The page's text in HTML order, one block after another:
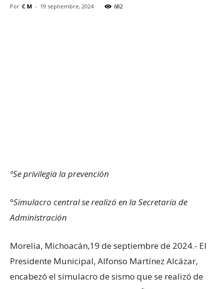
Por C M - 19 septiembre, 2024 682
ºSe privilegia la prevención
°Simulacro central se realizó en la Secretaría de
Administración
Morelia, Michoacán,19 de septiembre de 2024.- El
Presidente Municipal, Alfonso Martínez Alcázar,
encabezó el simulacro de sismo que se realizó de